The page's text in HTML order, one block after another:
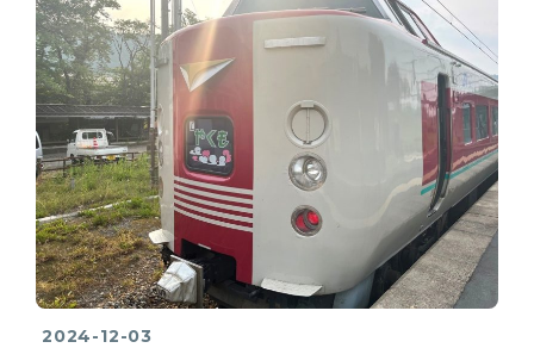
2024-12-03